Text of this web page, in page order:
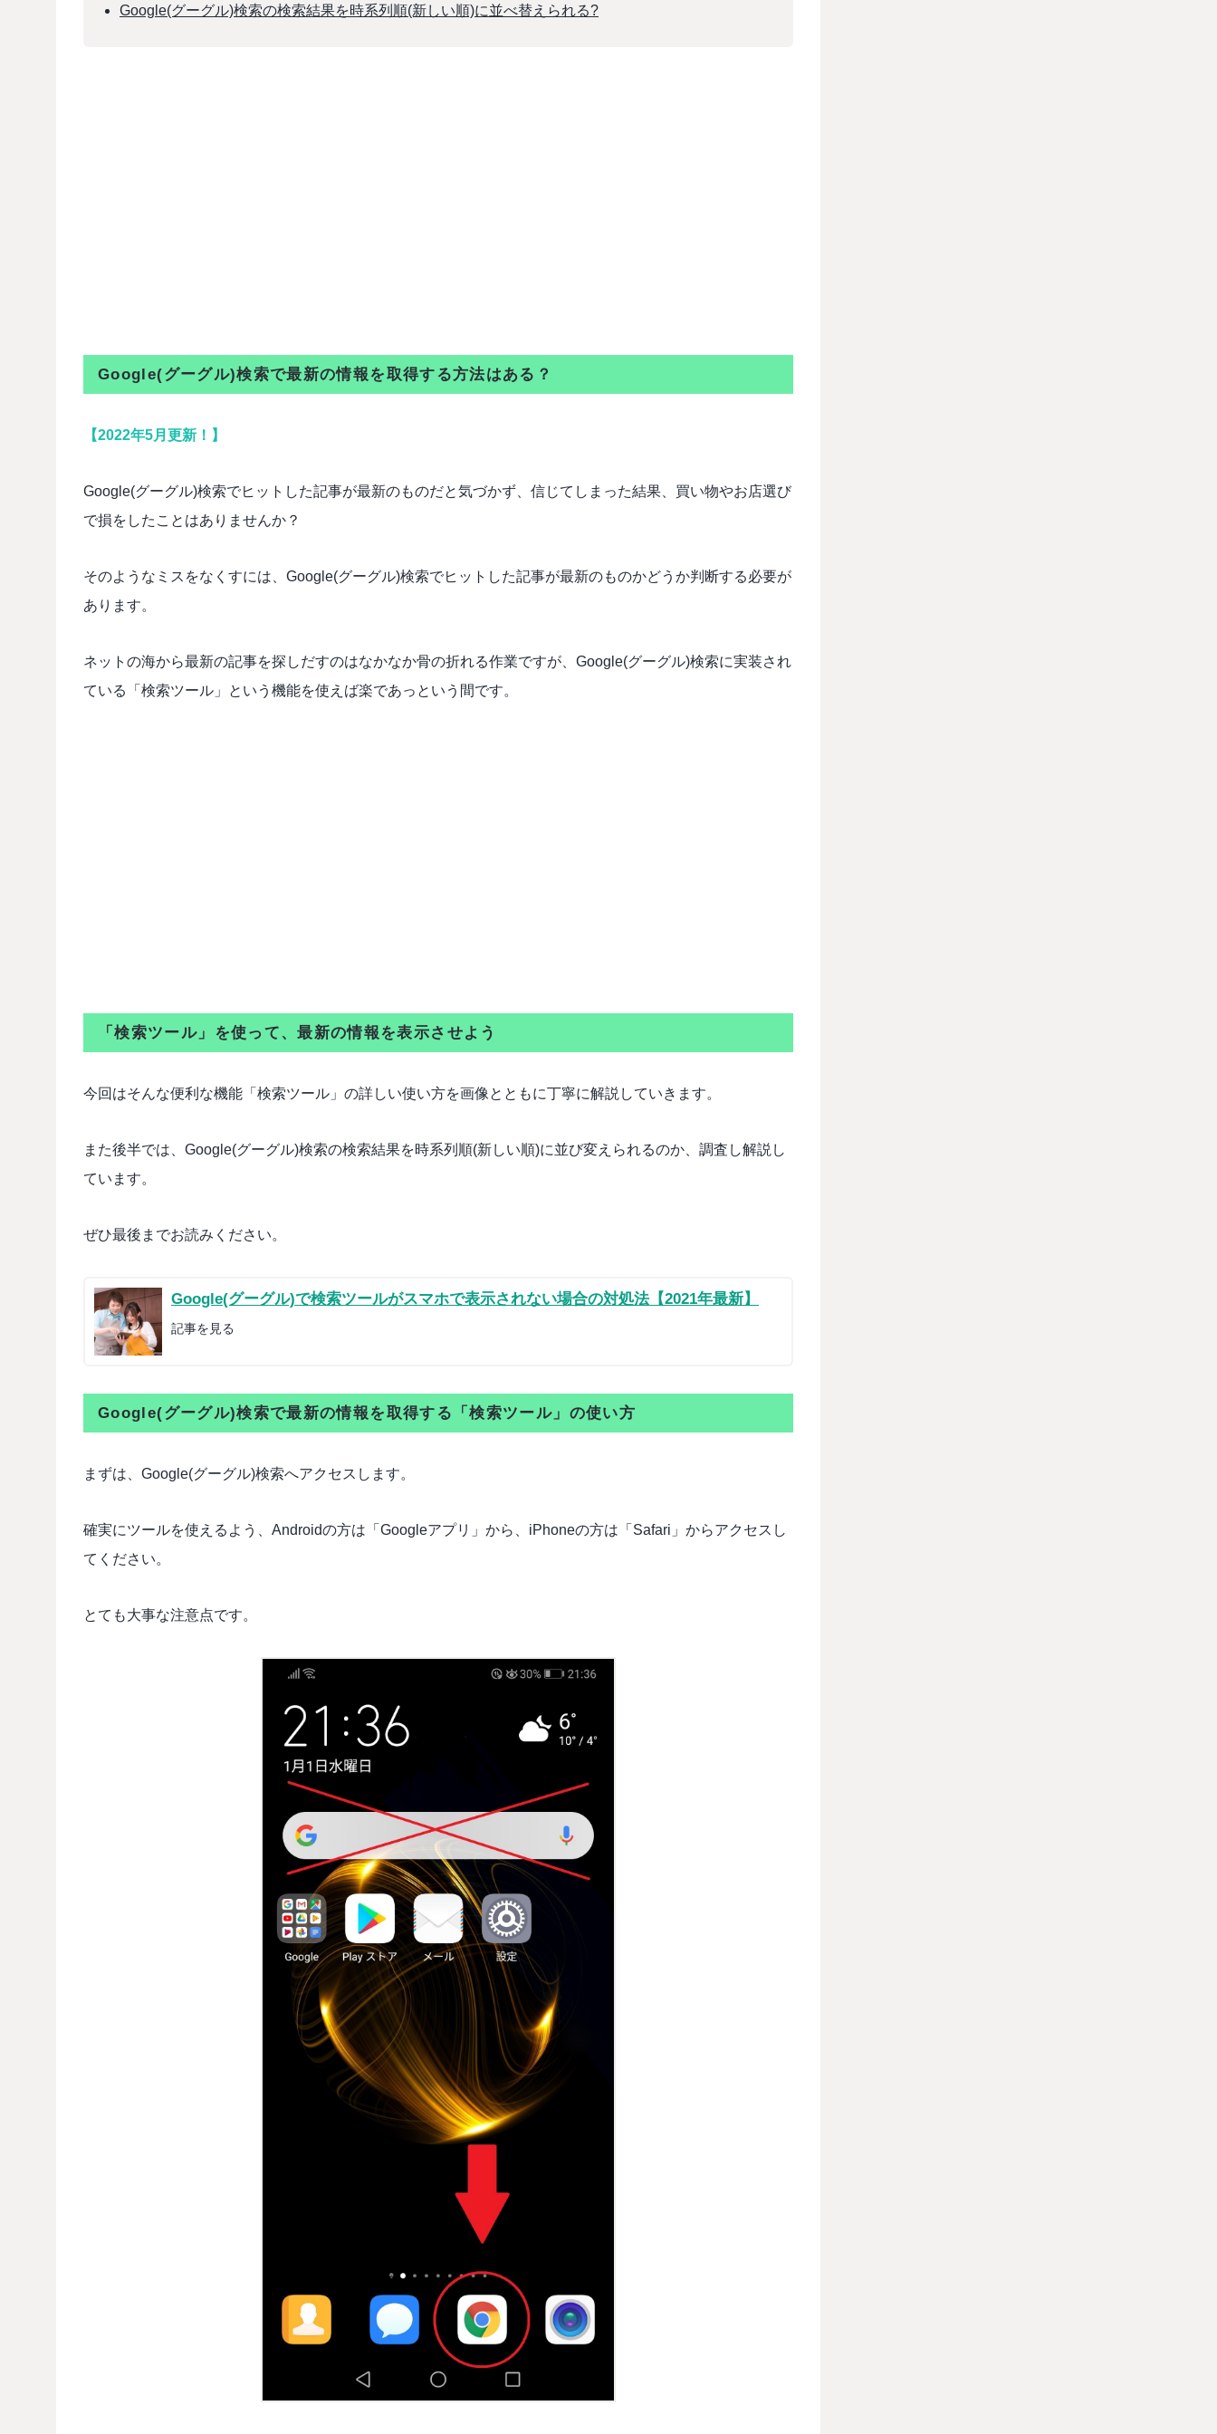
Google(グーグル)検索の検索結果を時系列順(新しい順)に並べ替えられる?
Google(グーグル)検索で最新の情報を取得する方法はある？
【2022年5月更新！】
Google(グーグル)検索でヒットした記事が最新のものだと気づかず、信じてしまった結果、買い物やお店選び
で損をしたことはありませんか？
そのようなミスをなくすには、Google(グーグル)検索でヒットした記事が最新のものかどうか判断する必要が
あります。
ネットの海から最新の記事を探しだすのはなかなか骨の折れる作業ですが、Google(グーグル)検索に実装され
ている「検索ツール」という機能を使えば楽であっという間です。
「検索ツール」を使って、最新の情報を表示させよう
今回はそんな便利な機能「検索ツール」の詳しい使い方を画像とともに丁寧に解説していきます。
また後半では、Google(グーグル)検索の検索結果を時系列順(新しい順)に並び変えられるのか、調査し解説し
ています。
ぜひ最後までお読みください。
Google(グーグル)で検索ツールがスマホで表示されない場合の対処法【2021年最新】
記事を見る
Google(グーグル)検索で最新の情報を取得する「検索ツール」の使い方
まずは、Google(グーグル)検索へアクセスします。
確実にツールを使えるよう、Androidの方は「Googleアプリ」から、iPhoneの方は「Safari」からアクセスし
てください。
とても大事な注意点です。